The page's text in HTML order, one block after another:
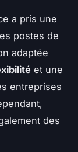
a pris une
postes de
adaptée
et une
entreprises
des